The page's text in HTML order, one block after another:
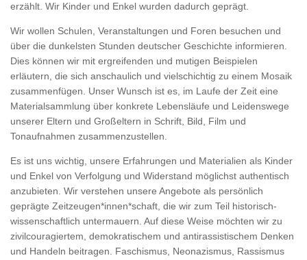
erzählt. Wir Kinder und Enkel wurden dadurch geprägt.
Wir wollen Schulen, Veranstaltungen und Foren besuchen und
über die dunkelsten Stunden deutscher Geschichte informieren.
Dies können wir mit ergreifenden und mutigen Beispielen
erläutern, die sich anschaulich und vielschichtig zu einem Mosaik
zusammenfügen. Unser Wunsch ist es, im Laufe der Zeit eine
Materialsammlung über konkrete Lebensläufe und Leidenswege
unserer Eltern und Großeltern in Schrift, Bild, Film und
Tonaufnahmen zusammenzustellen.
Es ist uns wichtig, unsere Erfahrungen und Materialien als Kinder
und Enkel von Verfolgung und Widerstand möglichst authentisch
anzubieten. Wir verstehen unsere Angebote als persönlich
geprägte Zeitzeugen*innen*schaft, die wir zum Teil historisch-
wissenschaftlich untermauern. Auf diese Weise möchten wir zu
zivilcouragiertem, demokratischem und antirassistischem Denken
und Handeln beitragen. Faschismus, Neonazismus, Rassismus